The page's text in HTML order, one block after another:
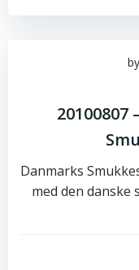
by
20100807
Danmarks
med den danske